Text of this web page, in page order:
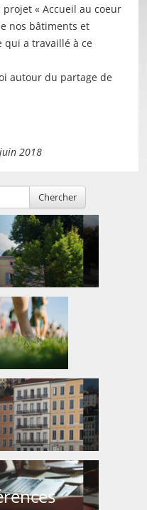
« Accueil au coeur
nos bâtiments et
qui a travaillé à ce
autour du partage de
2018
Chercher